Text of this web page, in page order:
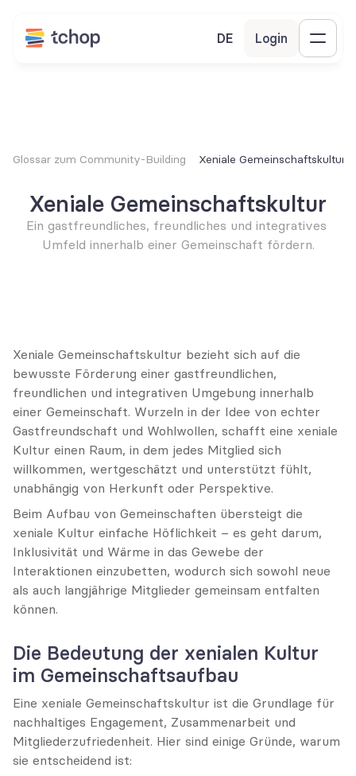
DE Login
Glossar zum Community-Building Xeniale Gemeinschaftskultur
Xeniale Gemeinschaftskultur
Ein gastfreundliches, freundliches und integratives
Umfeld innerhalb einer Gemeinschaft fördern.
Xeniale Gemeinschaftskultur bezieht sich auf die
bewusste Förderung einer gastfreundlichen,
freundlichen und integrativen Umgebung innerhalb
einer Gemeinschaft. Wurzeln in der Idee von echter
Gastfreundschaft und Wohlwollen, schafft eine xeniale
Kultur einen Raum, in dem jedes Mitglied sich
willkommen, wertgeschätzt und unterstützt fühlt,
unabhängig von Herkunft oder Perspektive.
Beim Aufbau von Gemeinschaften übersteigt die
xeniale Kultur einfache Höflichkeit – es geht darum,
Inklusivität und Wärme in das Gewebe der
Interaktionen einzubetten, wodurch sich sowohl neue
als auch langjährige Mitglieder gemeinsam entfalten
können.
Die Bedeutung der xenialen Kultur
im Gemeinschaftsaufbau
Eine xeniale Gemeinschaftskultur ist die Grundlage für
nachhaltiges Engagement, Zusammenarbeit und
Mitgliederzufriedenheit. Hier sind einige Gründe, warum
sie entscheidend ist: